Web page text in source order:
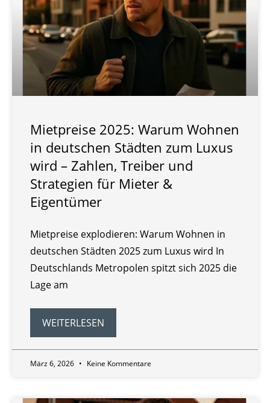
Mietpreise 2025: Warum Wohnen
in deutschen Städten zum Luxus
wird – Zahlen, Treiber und
Strategien für Mieter &
Eigentümer
Mietpreise explodieren: Warum Wohnen in
deutschen Städten 2025 zum Luxus wird In
Deutschlands Metropolen spitzt sich 2025 die
Lage am
WEITERLESEN
März 6, 2026 Keine Kommentare